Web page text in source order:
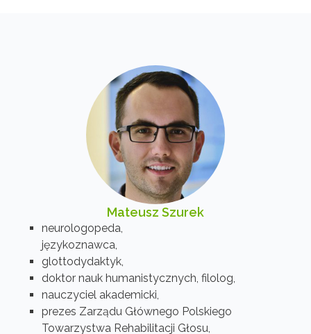
Mateusz Szurek
neurologopeda,
językoznawca,
glottodydaktyk,
doktor nauk humanistycznych, filolog,
nauczyciel akademicki,
prezes Zarządu Głównego Polskiego
Towarzystwa Rehabilitacji Głosu,